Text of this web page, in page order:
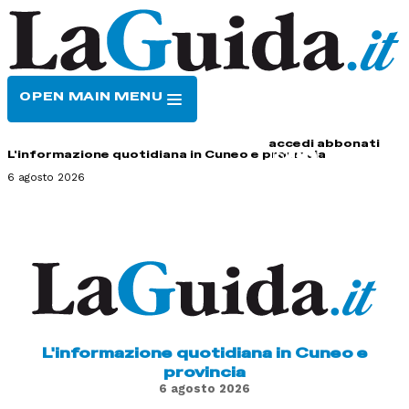
OPEN MAIN MENU
accedi abbonati
L'informazione quotidiana in Cuneo e provincia
6 agosto 2026
L'informazione quotidiana in Cuneo e
provincia
6 agosto 2026